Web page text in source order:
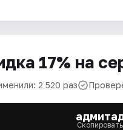
17% на
2 520 раз
Скопировать